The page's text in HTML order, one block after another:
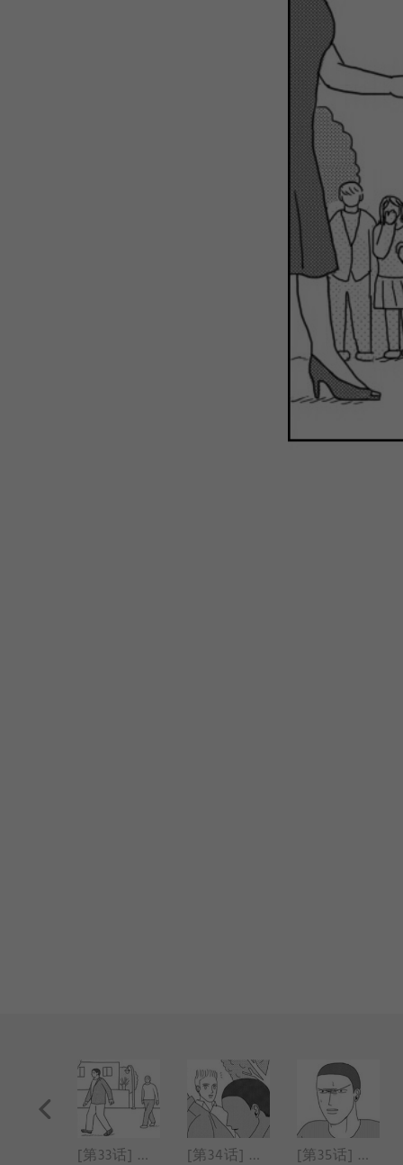
[第33话] 钱包掉了 [第34话] 在体育仓库里 [第35话] 解决烦恼